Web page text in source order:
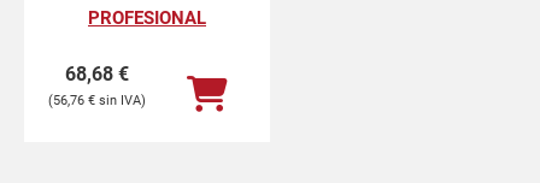
PROFESIONAL
68,68 €
56,76 €